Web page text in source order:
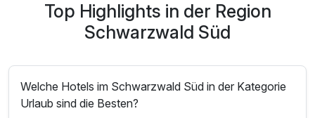
Top Highlights in der Region
Schwarzwald Süd
Welche Hotels im Schwarzwald Süd in der Kategorie
Urlaub sind die Besten?